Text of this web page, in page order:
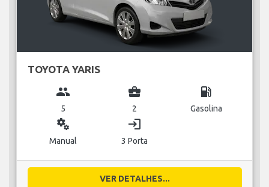
TOYOTA YARIS
group
5
business_center
2
local_gas_station
Gasolina
miscellaneous_services
Manual
login
3 Porta
VER DETALHES...